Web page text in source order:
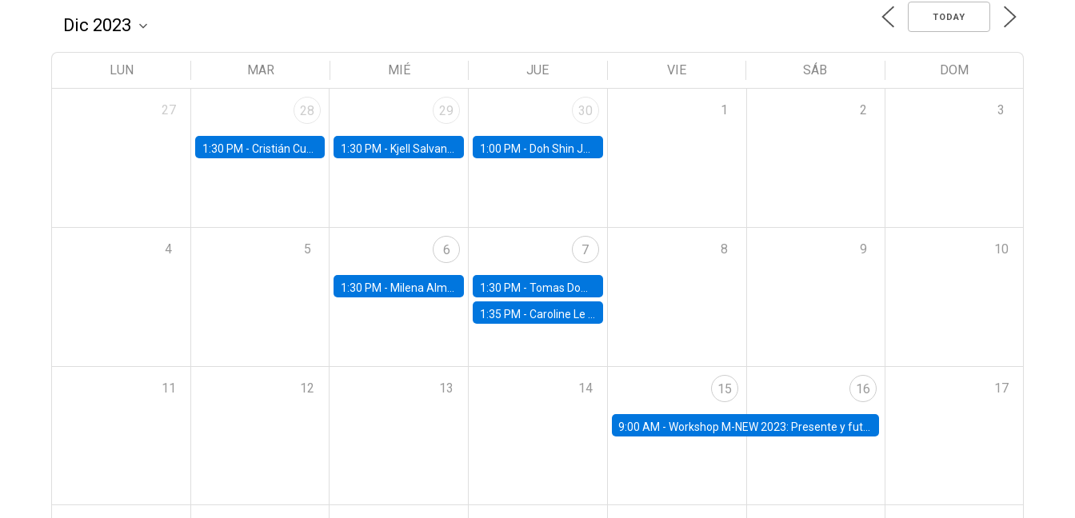
TODAY
LUN MAR MIÉ JUE VIE SÁB DOM
27 28
1:30 PM - Cristián Cuevas, Universidad de Los Andes
29
1:30 PM - Kjell Salvanes, Norwegian School of Economics
30
1:00 PM - Doh Shin Jeon, Toulouse School of Economics
1 2 3
4 5 6
1:30 PM - Milena Almagro, University of ChicagoChicago Booth School of Business
7
1:30 PM -Tomas Dominguez-Iino, Chicago Booth School of Business
1:35 PM -Caroline Le Pennec, HEC Montréal
8 9 10
11 12 13 14 15
9:00 AM - Workshop M-NEW 2023: Presente y futuro del trabajo y el rol de las nuevas tecnologías
16 17